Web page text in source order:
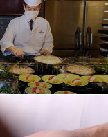
用いた本マグロを
握り寿司を存分に
ます！
では、その日おす
てご提供いたしま